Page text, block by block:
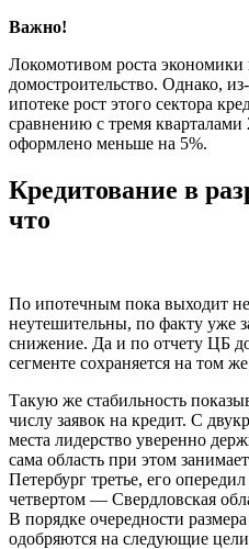
Важно!
Локомотивом роста экономики
домостроительство. Однако,
ипотеке рост этого сектора
сравнению с тремя
оформлено меньше на 5%.
Кредитование в
что
По ипотечным пока выходит
неутешительны, по факту уже
снижение. Да и по отчету ЦБ
сегменте сохраняется на том
Такую же стабильность
числу заявок на кредит. С
места лидерство уверенно
сама область при этом
Петербург третье, его
четвертом — Свердловская
В порядке очередности
одобряются на следующие